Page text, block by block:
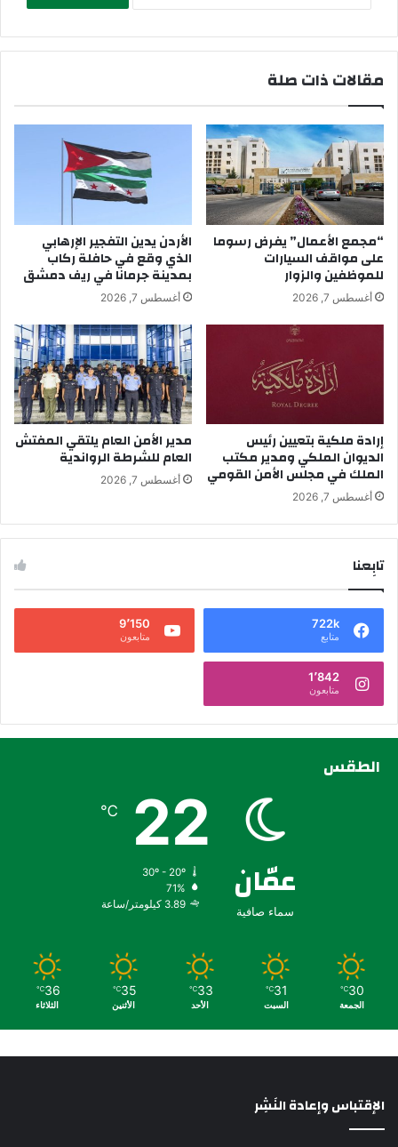
مقالات ذات صلة
“مجمع الأعمال” يفرض رسوما
على مواقف السيارات
للموظفين والزوار
أغسطس 7, 2026
الأردن يدين التفجير الإرهابي
الذي وقع في حافلة ركاب
بمدينة جرمانا في ريف دمشق
أغسطس 7, 2026
إرادة ملكية بتعيين رئيس
الديوان الملكي ومدير مكتب
الملك في مجلس الأمن القومي
أغسطس 7, 2026
مدير الأمن العام يلتقي المفتش
العام للشرطة الرواندية
أغسطس 7, 2026
تابِعنا
722k
متابع
9٬150
متابعون
1٬842
متابعون
الطقس
عمّان
سماء صافية
22
℃
30º - 20º
71%
3.89 كيلومتر/ساعة
30
℃
الجمعة
31
℃
السبت
33
℃
الأحد
35
℃
الأثنين
36
℃
الثلاثاء
الإقتباس وإعادة النَشِر